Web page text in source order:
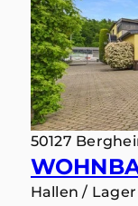
50127
Hallen /